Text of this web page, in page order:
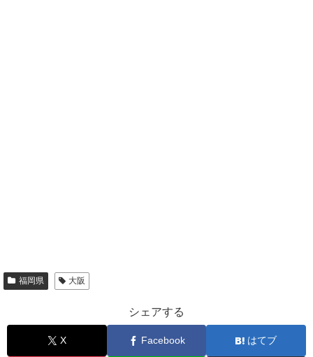
福岡県 大阪
シェアする
X Facebook はてブ